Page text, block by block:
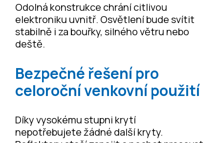
Odolná konstrukce chrání citlivou
elektroniku uvnitř. Osvětlení bude svítit
stabilně i za bouřky, silného větru nebo
deště.
Bezpečné řešení pro
celoroční venkovní použití
Díky vysokému stupni krytí
nepotřebujete žádné další kryty.